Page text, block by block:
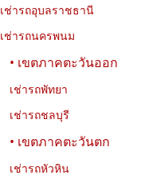
ระวัติศาสตร์
วม 10 วัดที่น่าสนใจในกรุงเ
างประวัติศาสตร์ พร้อมที่อยู่
เช่ารถอุบลราชธานี
เช่ารถนครพนม
• เขตภาคตะวันออก
เช่ารถพัทยา
เช่ารถชลบุรี
• เขตภาคตะวันตก
เช่ารถหัวหิน